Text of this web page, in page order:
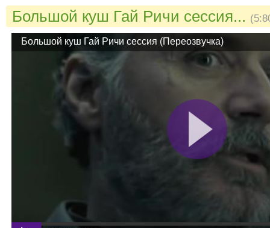
Большой куш Гай Ричи сессия...
Большой куш Гай Ричи сессия (Переозвучка)